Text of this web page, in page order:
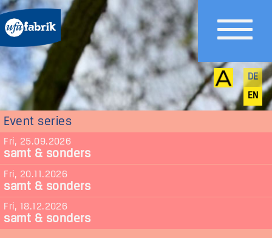
DE
EN
Event series
Fri, 25.09.2026
samt & sonders
Fri, 20.11.2026
samt & sonders
Fri, 18.12.2026
samt & sonders